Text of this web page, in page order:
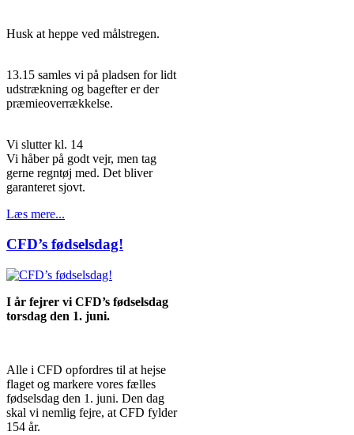
Husk at heppe ved målstregen.
13.15 samles vi på pladsen for lidt
udstrækning og bagefter er der
præmieoverrækkelse.
Vi slutter kl. 14
Vi håber på godt vejr, men tag
gerne regntøj med. Det bliver
garanteret sjovt.
Læs mere...
CFD’s fødselsdag!
I år fejrer vi CFD’s fødselsdag
torsdag den 1. juni.
Alle i CFD opfordres til at hejse
flaget og markere vores fælles
fødselsdag den 1. juni. Den dag
skal vi nemlig fejre, at CFD fylder
154 år.